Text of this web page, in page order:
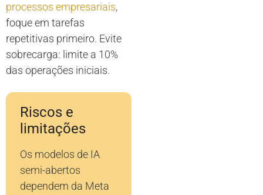
processos empresariais,
foque em tarefas
repetitivas primeiro. Evite
sobrecarga: limite a 10%
das operações iniciais.
Riscos e
limitações
Os modelos de IA
semi-abertos
dependem da Meta